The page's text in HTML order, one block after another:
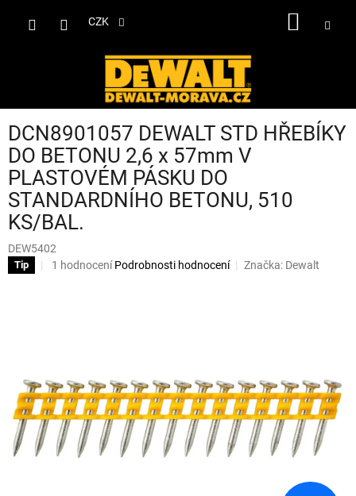
CZK
DCN8901057 DEWALT STD HŘEBÍKY
DO BETONU 2,6 x 57mm V
PLASTOVÉM PÁSKU DO
STANDARDNÍHO BETONU, 510
KS/BAL.
DEW5402
Tip
Průměrné
1 hodnocení Podrobnosti hodnocení Značka: Dewalt